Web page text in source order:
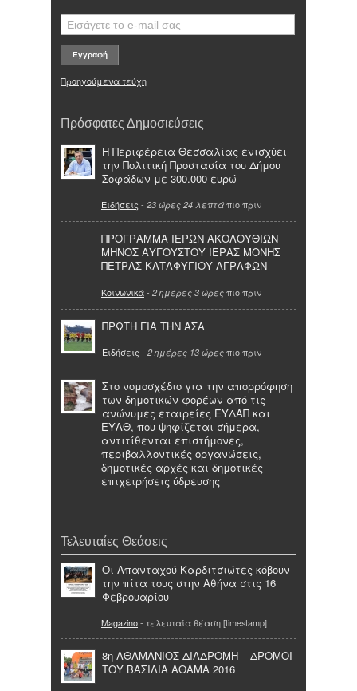
Προηγούμενα τεύχη
Πρόσφατες Δημοσιεύσεις
Η Περιφέρεια Θεσσαλίας ενισχύει
την Πολιτική Προστασία του Δήμου
Σοφάδων με 300.000 ευρώ
Ειδήσεις - 23 ώρες 24 λεπτά πιο πριν
ΠΡΟΓΡΑΜΜΑ ΙΕΡΩΝ ΑΚΟΛΟΥΘΙΩΝ
ΜΗΝΟΣ ΑΥΓΟΥΣΤΟΥ ΙΕΡΑΣ ΜΟΝΗΣ
ΠΕΤΡΑΣ ΚΑΤΑΦΥΓΙΟΥ ΑΓΡΑΦΩΝ
Κοινωνικά- 2 ημέρες 3 ώρες πιο πριν
ΠΡΩΤΗ ΓΙΑ ΤΗΝ ΑΣΑ
Ειδήσεις - 2 ημέρες 13 ώρες πιο πριν
Στο νομοσχέδιο για την απορρόφηση
των δημοτικών φορέων από τις
ανώνυμες εταιρείες ΕΥΔΑΠ και
ΕΥΑΘ, που ψηφίζεται σήμερα,
αντιτίθενται επιστήμονες,
περιβαλλοντικές οργανώσεις,
δημοτικές αρχές και δημοτικές
επιχειρήσεις ύδρευσης
Τελευταίες Θεάσεις
Οι Απανταχού Καρδιτσιώτες κόβουν
την πίτα τους στην Αθήνα στις 16
Φεβρουαρίου
Magazino- τελευταία θέαση [timestamp]
8η ΑΘΑΜΑΝΙΟΣ ΔΙΑΔΡΟΜΗ – ΔΡΟΜΟΙ
ΤΟΥ ΒΑΣΙΛΙΑ ΑΘΑΜΑ 2016